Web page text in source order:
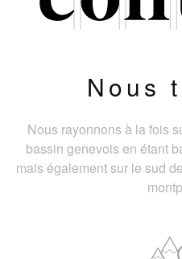
Nous
Nous rayonnons à la fois
bassin genevois en étant
mais également sur le sud